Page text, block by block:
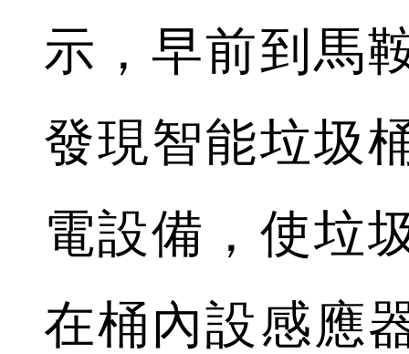
示，早前到馬
發現智能垃圾
電設備，使垃
在桶內設感應